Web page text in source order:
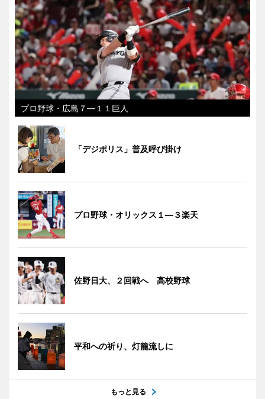
プロ野球・広島７―１１巨人
「デジポリス」普及呼び掛け
プロ野球・オリックス１―３楽天
佐野日大、２回戦へ 高校野球
平和への祈り、灯籠流しに
もっと見る